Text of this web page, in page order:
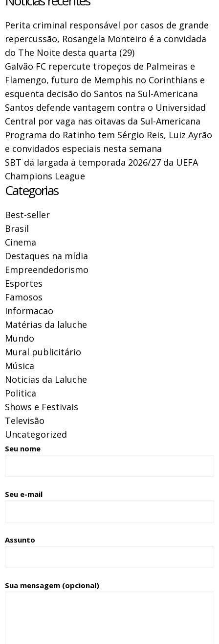
Perita criminal responsável por casos de grande
repercussão, Rosangela Monteiro é a convidada
do The Noite desta quarta (29)
Galvão FC repercute tropeços de Palmeiras e
Flamengo, futuro de Memphis no Corinthians e
esquenta decisão do Santos na Sul-Americana
Santos defende vantagem contra o Universidad
Central por vaga nas oitavas da Sul-Americana
Programa do Ratinho tem Sérgio Reis, Luiz Ayrão
e convidados especiais nesta semana
SBT dá largada à temporada 2026/27 da UEFA
Champions League
Categorias
Best-seller
Brasil
Cinema
Destaques na mídia
Empreendedorismo
Esportes
Famosos
Informacao
Matérias da laluche
Mundo
Mural publicitário
Música
Noticias da Laluche
Politica
Shows e Festivais
Televisão
Uncategorized
Seu nome
Seu e-mail
Assunto
Sua mensagem (opcional)